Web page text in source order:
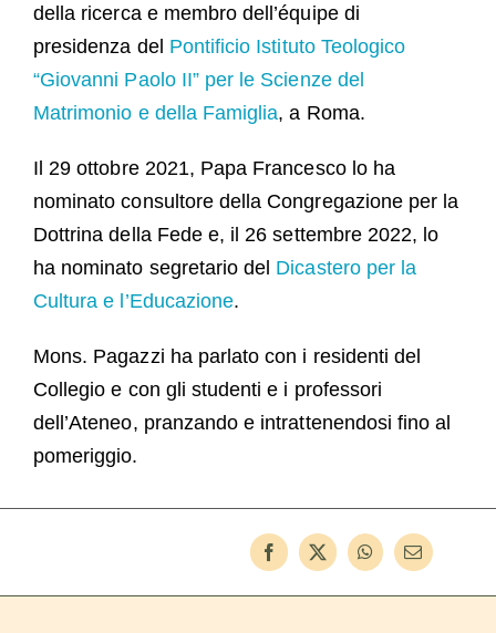
della ricerca e membro dell’équipe di
presidenza del Pontificio Istituto Teologico
“Giovanni Paolo II” per le Scienze del
Matrimonio e della Famiglia, a Roma.
Il 29 ottobre 2021, Papa Francesco lo ha
nominato consultore della Congregazione per la
Dottrina della Fede e, il 26 settembre 2022, lo
ha nominato segretario del Dicastero per la
Cultura e l’Educazione.
Mons. Pagazzi ha parlato con i residenti del
Collegio e con gli studenti e i professori
dell’Ateneo, pranzando e intrattenendosi fino al
pomeriggio.